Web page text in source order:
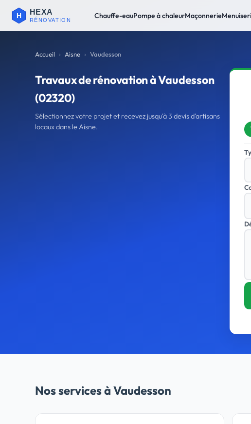
Chauffe-eauPompe à chaleurMaçonnerie
Accueil Aisne Vaudesson
Travaux de rénovation à Vaudesson
(02320)
Sélectionnez votre projet et recevez jusqu'à 3 devis d'artisans
locaux dans le Aisne.
Nos services à Vaudesson